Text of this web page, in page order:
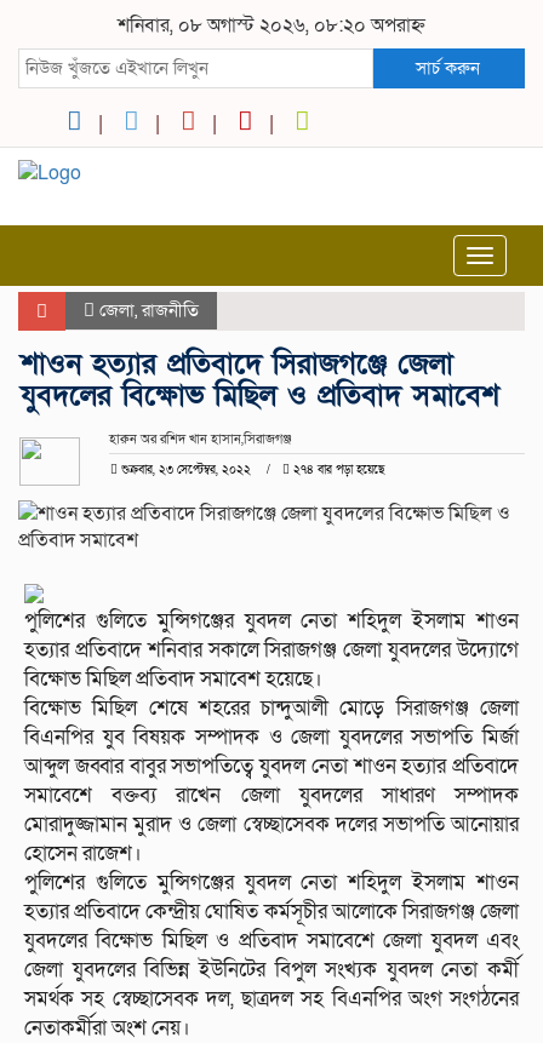
শনিবার, ০৮ অগাস্ট ২০২৬, ০৮:২০ অপরাহ্ন
সার্চ করুন
Toggle
জেলা,রাজনীতি
শাওন হত্যার প্রতিবাদে সিরাজগঞ্জে জেলা
যুবদলের বিক্ষোভ মিছিল ও প্রতিবাদ সমাবেশ
হারুন অর রশিদ খান হাসান,সিরাজগঞ্জ
শুক্রবার, ২৩ সেপ্টেম্বর, ২০২২ ২৭৪ বার পড়া হয়েছে
পুলিশের গুলিতে মুন্সিগঞ্জের যুবদল নেতা শহিদুল ইসলাম শাওন
হত্যার প্রতিবাদে শনিবার সকালে সিরাজগঞ্জ জেলা যুবদলের উদ্যোগে
বিক্ষোভ মিছিল প্রতিবাদ সমাবেশ হয়েছে।
বিক্ষোভ মিছিল শেষে শহরের চান্দুআলী মোড়ে সিরাজগঞ্জ জেলা
বিএনপির যুব বিষয়ক সম্পাদক ও জেলা যুবদলের সভাপতি মির্জা
আব্দুল জব্বার বাবুর সভাপতিত্বে যুবদল নেতা শাওন হত্যার প্রতিবাদে
সমাবেশে বক্তব্য রাখেন জেলা যুবদলের সাধারণ সম্পাদক
মোরাদুজ্জামান মুরাদ ও জেলা স্বেচ্ছাসেবক দলের সভাপতি আনোয়ার
হোসেন রাজেশ।
পুলিশের গুলিতে মুন্সিগঞ্জের যুবদল নেতা শহিদুল ইসলাম শাওন
হত্যার প্রতিবাদে কেন্দ্রীয় ঘোষিত কর্মসূচীর আলোকে সিরাজগঞ্জ জেলা
যুবদলের বিক্ষোভ মিছিল ও প্রতিবাদ সমাবেশে জেলা যুবদল এবং
জেলা যুবদলের বিভিন্ন ইউনিটের বিপুল সংখ্যক যুবদল নেতা কর্মী
সমর্থক সহ স্বেচ্ছাসেবক দল, ছাত্রদল সহ বিএনপির অংগ সংগঠনের
নেতাকর্মীরা অংশ নেয়।